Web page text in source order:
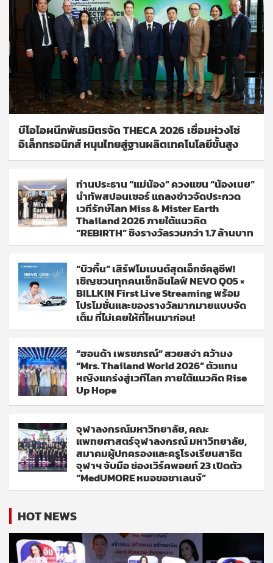
บีโอไอผนึกพันธมิตรจัด THECA 2026 เชื่อมห่วงโซ่
อิเล็กทรอนิกส์ หนุนไทยสู่ฐานผลิตเทคโนโลยีขั้นสูง
ท่านประธาน “แม่น้อง” ควงแขน “น้องเนย”
นำทัพสปอนเซอร์ แถลงข่าวจัดประกวด
เวทีรักษ์โลก Miss & Mister Earth
Thailand 2026 ภายใต้แนวคิด
“REBIRTH” ชิงรางวัลรวมกว่า 1.7 ล้านบาท
“บิวกิ้น” เสิร์ฟโมเมนต์สุดเอ็กซ์คลูซีฟ!
เชิญชวนทุกคนเช็กอินไลฟ์ NEVO Q05 ×
BILLKIN First Live Streaming พร้อม
โปรโมชั่นและของรางวัลมากมายแบบจัด
เต็ม ที่ไม่เคยให้ที่ไหนมาก่อน!
“ฮอนด้า เพรชภรณ์” สวยสง่า คว้ามง
“Mrs. Thailand World 2026” ตัวแทน
หญิงแกร่งสู่เวทีโลก ภายใต้แนวคิด Rise
Up Hope
จุฬาลงกรณ์มหาวิทยาลัย, คณะ
แพทยศาสตร์จุฬาลงกรณ์ มหาวิทยาลัย,
สมาคมผู้ปกครองและครูโรงเรียนสาธิต
จุฬาฯ จับมือ ช่องเวิร์คพอยท์ 23 เปิดตัว
“MedUMORE หมอขอชาเลนจ์”
HOT NEWS